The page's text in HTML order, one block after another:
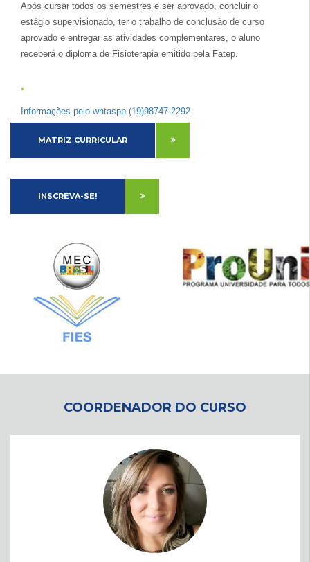
Após cursar todos os semestres e ser aprovado, concluir o
estágio supervisionado, ter o trabalho de conclusão de curso
aprovado e entregar as atividades complementares, o aluno
receberá o diploma de Fisioterapia emitido pela Fatep.
.
Informações pelo whtaspp (19)98747-2292
MATRIZ CURRICULAR
INSCREVA-SE!
COORDENADOR DO CURSO